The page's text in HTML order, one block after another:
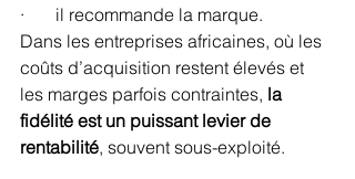
·       il recommande la marque.
Dans les entreprises africaines, où les
coûts d’acquisition restent élevés et
les marges parfois contraintes, la
fidélité est un puissant levier de
rentabilité, souvent sous-exploité.